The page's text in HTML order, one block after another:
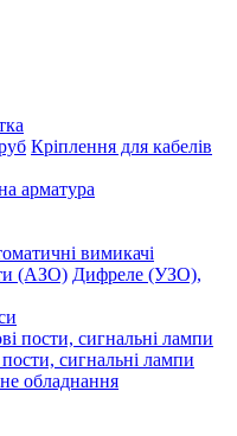
Кріплення для кабелів
арматура
вимикачі
Дифреле (УЗО),
сигнальні лампи
обладнання